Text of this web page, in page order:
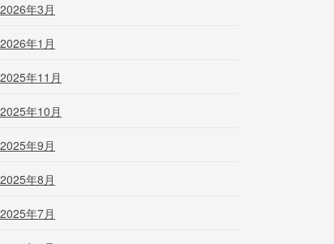
2026年3月
2026年1月
2025年11月
2025年10月
2025年9月
2025年8月
2025年7月